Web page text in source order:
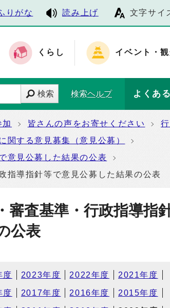
りがな 読み上げ 文字サイ
くらし イベント・
検索 検索ヘルプ よくあ
加 皆さんの声をお寄せください
関する意見募集（意見公募）
意見公募した結果の公表
導指針等で意見公募した結果の公表
査基準・行政指導指
公表
度 2023年度 2022年度 2021年度
度 2017年度 2016年度 2015年度